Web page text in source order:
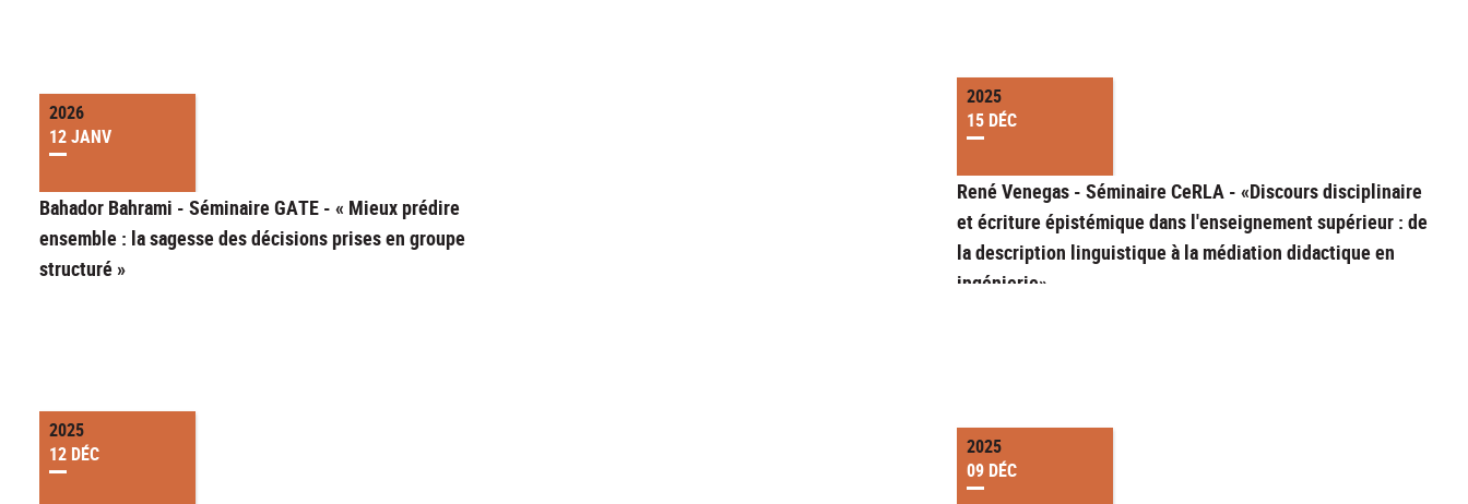
2026
12 JANV
Bahador Bahrami - Séminaire GATE - « Mieux prédire
ensemble : la sagesse des décisions prises en groupe
structuré »
2025
15 DÉC
René Venegas - Séminaire CeRLA - «Discours disciplinaire
et écriture épistémique dans l'enseignement supérieur : de
la description linguistique à la médiation didactique en
ingénierie»
2025
12 DÉC
2025
09 DÉC